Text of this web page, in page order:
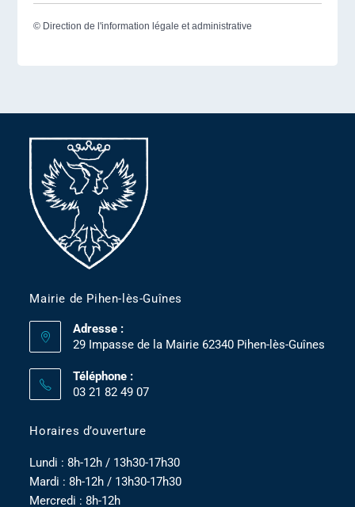
© Direction de l'information légale et administrative
Mairie de Pihen-lès-Guînes
Adresse :
29 Impasse de la Mairie 62340 Pihen-lès-Guînes
Téléphone :
03 21 82 49 07
Horaires d’ouverture
Lundi : 8h-12h / 13h30-17h30
Mardi : 8h-12h / 13h30-17h30
Mercredi : 8h-12h